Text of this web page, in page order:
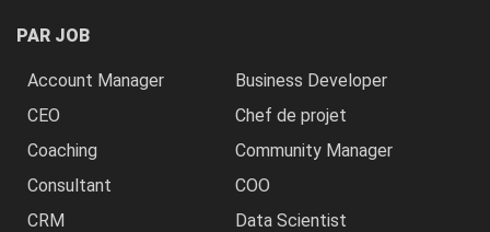
PAR JOB
Account Manager
Business Developer
CEO
Chef de projet
Coaching
Community Manager
Consultant
COO
CRM
Data Scientist